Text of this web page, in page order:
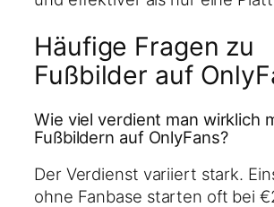
Häufige Fragen zu
Fußbilder auf
Wie viel verdient man wirklich
Fußbildern auf OnlyFans?
Der Verdienst variiert stark.
ohne Fanbase starten oft bei